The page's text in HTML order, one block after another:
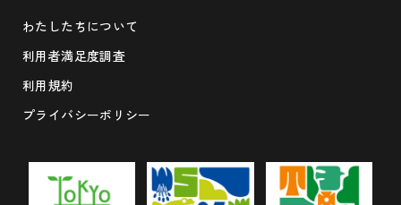
わたしたちについて
利用者満足度調査
利用規約
プライバシーポリシー